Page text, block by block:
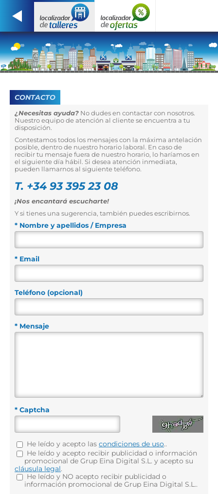
CONTACTO
¿Necesitas ayuda? No dudes en contactar con nosotros.
Nuestro equipo de atención al cliente se encuentra a tu
disposición.
Contestamos todos los mensajes con la máxima antelación
posible, dentro de nuestro horario laboral. En caso de
recibir tu mensaje fuera de nuestro horario, lo haríamos en
el siguiente día hábil. Si desea atención inmediata,
pueden llamarnos al siguiente teléfono.
T. +34 93 395 23 08
¡Nos encantará escucharte!
Y si tienes una sugerencia, también puedes escribirnos.
* Nombre y apellidos / Empresa
* Email
Teléfono (opcional)
* Mensaje
* Captcha
He leído y acepto las condiciones de uso..
He leído y acepto recibir publicidad o información
promocional de Grup Eina Digital S.L. y acepto su
cláusula legal.
He leído y NO acepto recibir publicidad o
información promocional de Grup Eina Digital S.L..